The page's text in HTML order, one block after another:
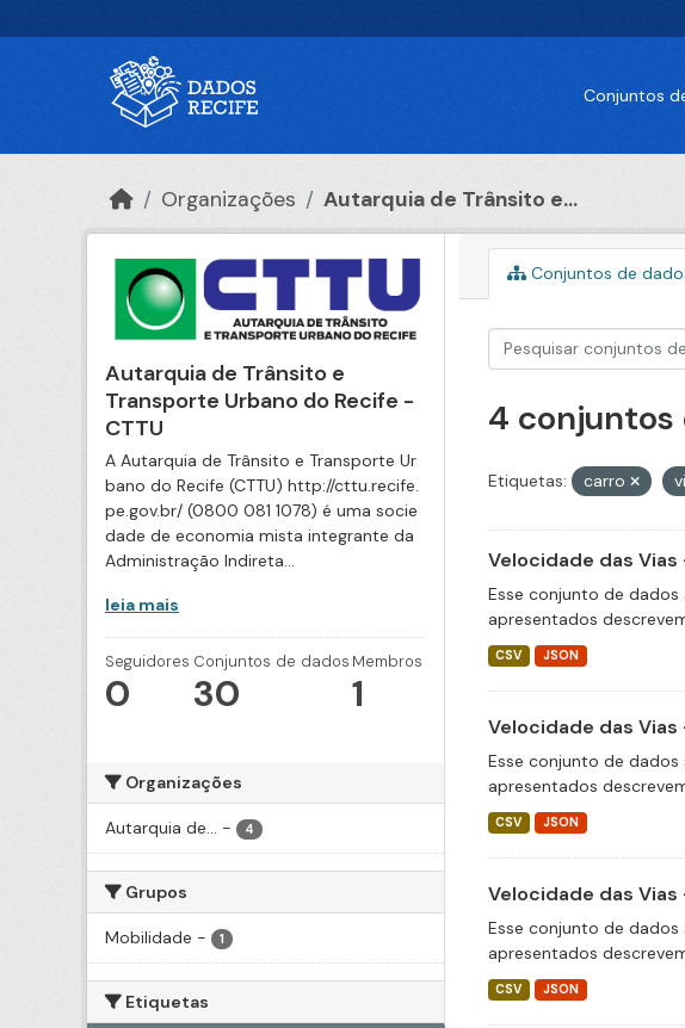
Conjuntos
Organizações Autarquia de Trânsito e...
Autarquia de Trânsito e
Transporte Urbano do Recife -
CTTU
A Autarquia de Trânsito e Transporte Ur
bano do Recife (CTTU) http://cttu.recife.
pe.gov.br/ (0800 081 1078) é uma socie
dade de economia mista integrante da
Administração Indireta...
leia mais
Seguidores
0
Conjuntos de dados
30
Membros
1
Organizações
Autarquia de... - 4
Grupos
Mobilidade - 1
Etiquetas
Conjuntos de
4 conjuntos
Etiquetas: carro
Velocidade das
Esse conjunto de
apresentados
CSV JSON
Velocidade das
Esse conjunto de
apresentados
CSV JSON
Velocidade das
Esse conjunto de
apresentados
CSV JSON